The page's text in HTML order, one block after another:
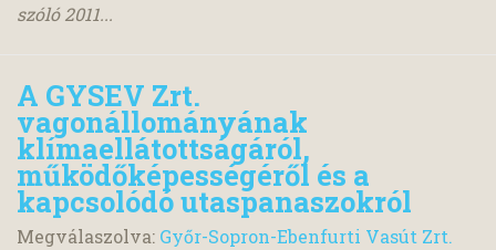
szóló 2011...
A GYSEV Zrt.
vagonállományának
klímaellátottságáról,
működőképességéről és a
kapcsolódó utaspanaszokról
Megválaszolva: Győr-Sopron-Ebenfurti Vasút Zrt.